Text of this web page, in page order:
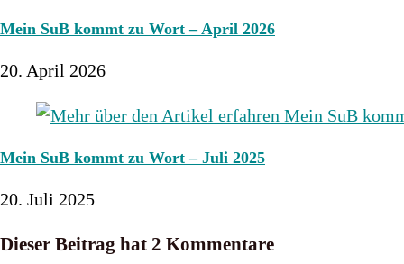
Mein SuB kommt zu Wort – April 2026
20. April 2026
Mein SuB kommt zu Wort – Juli 2025
20. Juli 2025
Dieser Beitrag hat 2 Kommentare